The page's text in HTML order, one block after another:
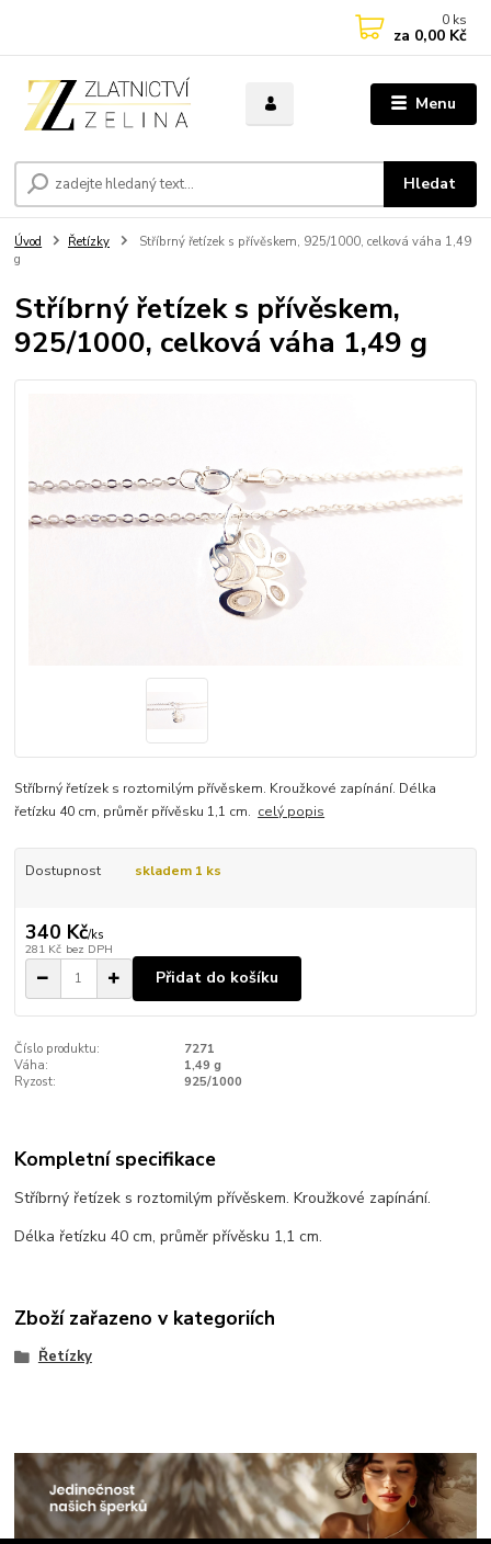
Menu
Hledat
0 ks
za 0,00 Kč
Úvod Řetízky
Stříbrný řetízek s přívěskem, 925/1000, celková váha 1,49
g
Stříbrný řetízek s přívěskem,
925/1000, celková váha 1,49 g
Stříbrný řetízek s roztomilým přívěskem. Kroužkové zapínání. Délka
řetízku 40 cm, průměr přívěsku 1,1 cm. celý popis
Dostupnost skladem 1 ks
340 Kč/ks
281 Kč bez DPH
Přidat do košíku
Číslo produktu:
7271
Váha:
1,49 g
Ryzost:
925/1000
Kompletní specifikace
Stříbrný řetízek s roztomilým přívěskem. Kroužkové zapínání.
Délka řetízku 40 cm, průměr přívěsku 1,1 cm.
Zboží zařazeno v kategoriích
Řetízky